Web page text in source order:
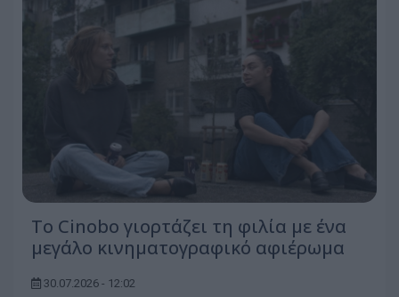
Το Cinobo γιορτάζει τη φιλία με ένα
μεγάλο κινηματογραφικό αφιέρωμα
30.07.2026 - 12:02